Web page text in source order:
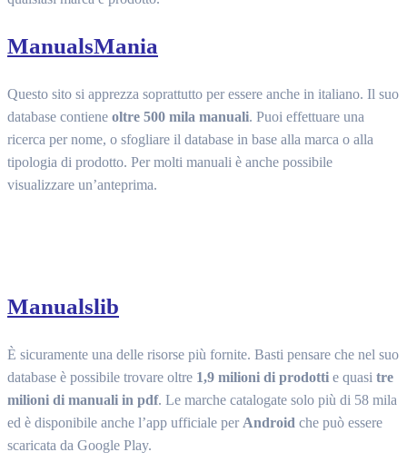
ManualsMania
Questo sito si apprezza soprattutto per essere anche in italiano. Il suo
database contiene oltre 500 mila manuali. Puoi effettuare una
ricerca per nome, o sfogliare il database in base alla marca o alla
tipologia di prodotto. Per molti manuali è anche possibile
visualizzare un’anteprima.
Manualslib
È sicuramente una delle risorse più fornite. Basti pensare che nel suo
database è possibile trovare oltre 1,9 milioni di prodotti e quasi tre
milioni di manuali in pdf. Le marche catalogate solo più di 58 mila
ed è disponibile anche l’app ufficiale perAndroid che può essere
scaricata da Google Play.